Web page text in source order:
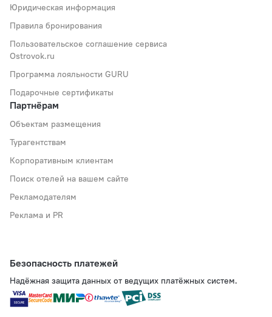
Юридическая информация
Правила бронирования
Пользовательское соглашение сервиса
Ostrovok.ru
Программа лояльности GURU
Подарочные сертификаты
Партнёрам
Объектам размещения
Турагентствам
Корпоративным клиентам
Поиск отелей на вашем сайте
Рекламодателям
Реклама и PR
Безопасность платежей
Надёжная защита данных от ведущих платёжных систем.